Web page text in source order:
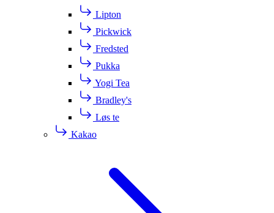
Lipton
Pickwick
Fredsted
Pukka
Yogi Tea
Bradley's
Løs te
Kakao